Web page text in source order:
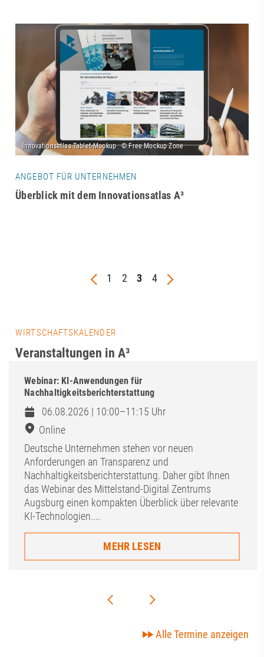
ANGEBOT FÜR UNTERNEHMEN
Überblick mit dem Innovationsatlas A³
1 2 3 4
WIRTSCHAFTSKALENDER
Veranstaltungen in A³
Webinar: KI-Anwendungen für
Nachhaltigkeitsberichterstattung
06.08.2026 | 10:00–11:15 Uhr
Online
Deutsche Unternehmen stehen vor neuen
Anforderungen an Transparenz und
Nachhaltigkeitsberichterstattung. Daher gibt Ihnen
das Webinar des Mittelstand-Digital Zentrums
Augsburg einen kompakten Überblick über relevante
KI-Technologien....
MEHR LESEN
Alle Termine anzeigen